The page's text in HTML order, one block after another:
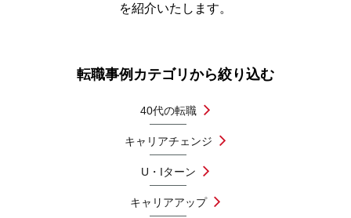
を紹介いたします。
転職事例カテゴリから絞り込む
40代の転職
キャリアチェンジ
U・Iターン
キャリアアップ